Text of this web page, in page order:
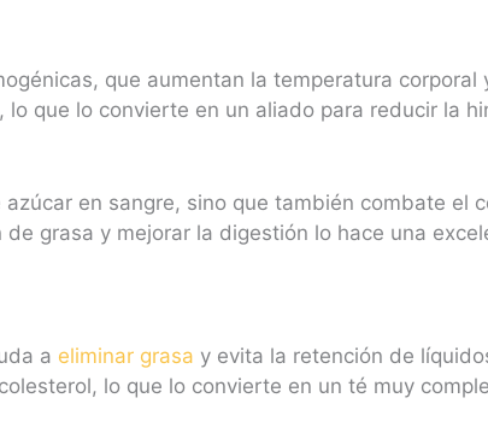
que aumentan la temperatura corporal
que lo convierte en un aliado para reducir la
en sangre, sino que también combate el
grasa y mejorar la digestión lo hace una
a eliminar grasa y evita la retención de
lo que lo convierte en un té muy